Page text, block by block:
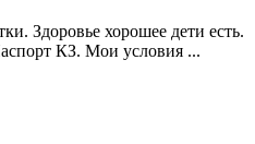
Здоровье хорошее дети есть.
КЗ. Мои условия ...